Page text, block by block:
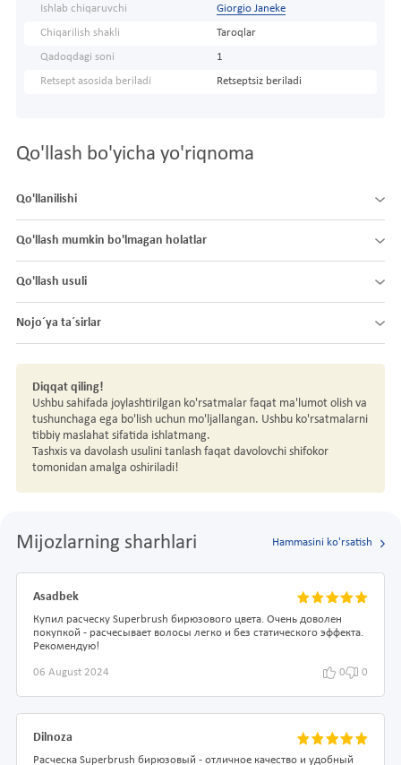
Ishlab chiqaruvchi Giorgio Janeke
Chiqarilish shakli Taroqlar
Qadoqdagi soni 1
Retsept asosida beriladi Retseptsiz beriladi
Qo'llash bo'yicha yo'riqnoma
Qo'llanilishi
Qo'llash mumkin bo'lmagan holatlar
Qo'llash usuli
Nojo´ya ta´sirlar
Diqqat qiling!
Ushbu sahifada joylashtirilgan ko'rsatmalar faqat ma'lumot olish va
tushunchaga ega bo'lish uchun mo'ljallangan. Ushbu ko'rsatmalarni
tibbiy maslahat sifatida ishlatmang.
Tashxis va davolash usulini tanlash faqat davolovchi shifokor
tomonidan amalga oshiriladi!
Mijozlarning sharhlari Hammasini ko'rsatish
Asadbek
Купил расческу Superbrush бирюзового цвета. Очень доволен
покупкой - расчесывает волосы легко и без статического эффекта.
Рекомендую!
06 August 2024 0 0
Dilnoza
Расческа Superbrush бирюзовый - отличное качество и удобный